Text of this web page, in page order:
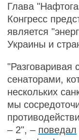
Глава
Конгресс
является
Украины и
"Разговаривая
сенаторами,
нескольких
мы
– 2", – поведал